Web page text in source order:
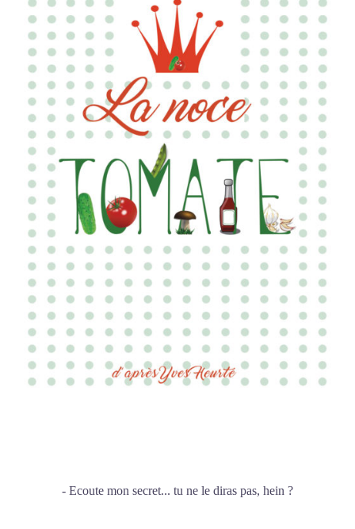
- Ecoute mon secret... tu ne le diras pas, hein ?